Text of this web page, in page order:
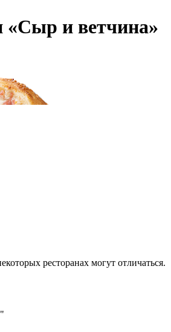
«Сыр и ветчина»
ресторанах могут отличаться.